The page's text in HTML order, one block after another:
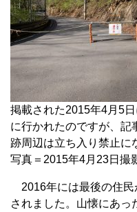
掲載された2015年4月5
に行かれたのですが、記
跡周辺は立ち入り禁止に
写真＝2015年4月23日撮
2016年には最後の住民
されました。山懐にあっ